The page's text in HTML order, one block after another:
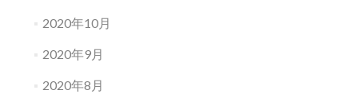
2020年10月
2020年9月
2020年8月